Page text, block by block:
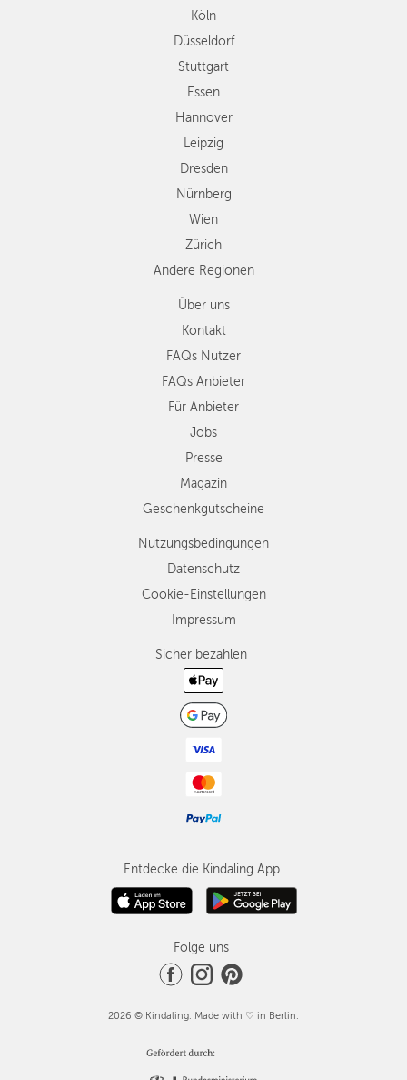
Nürnberg
Andere
Regionen
Köln
Düsseldorf
Stuttgart
Essen
Hannover
Leipzig
Dresden
Nürnberg
Wien
Zürich
Andere Regionen
Über uns
Kontakt
FAQs Nutzer
FAQs Anbieter
Für Anbieter
Jobs
Presse
Magazin
Geschenkgutscheine
Nutzungsbedingungen
Datenschutz
Cookie-Einstellungen
Impressum
Sicher bezahlen
Entdecke die Kindaling App
Folge uns
2026 © Kindaling. Made with ♡ in Berlin.